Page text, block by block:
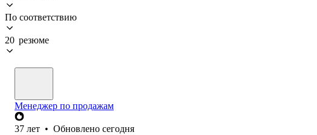
По соответствию
20 резюме
Менеджер по продажам
37 лет • Обновлено сегодня